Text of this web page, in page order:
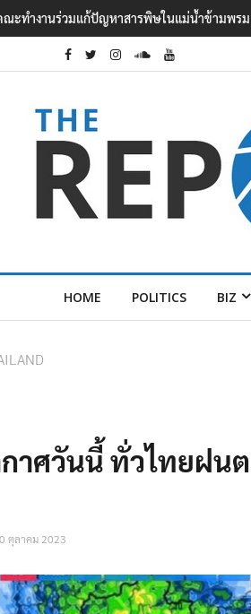
ยิงโรงเรียนเทพศิรินทร์ นนทบุรี บาดเจ็บอย่างน้อ
HOME POLITICS BIZ
าศวันนี้ ทั่วไทยฝน
ตุลาคม 2023